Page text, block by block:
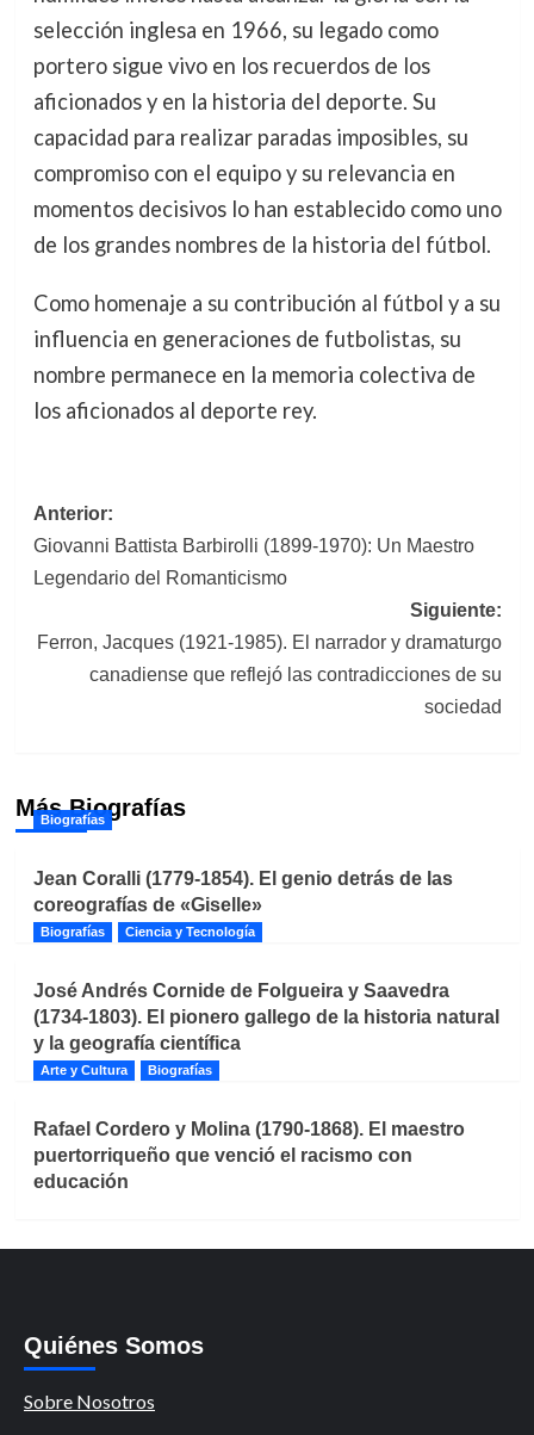
selección inglesa en 1966, su legado como
portero sigue vivo en los recuerdos de los
aficionados y en la historia del deporte. Su
capacidad para realizar paradas imposibles, su
compromiso con el equipo y su relevancia en
momentos decisivos lo han establecido como uno
de los grandes nombres de la historia del fútbol.
Como homenaje a su contribución al fútbol y a su
influencia en generaciones de futbolistas, su
nombre permanece en la memoria colectiva de
los aficionados al deporte rey.
Navegación
de
entradas
Anterior:
Giovanni Battista Barbirolli (1899-1970): Un Maestro
Legendario del Romanticismo
Siguiente:
Ferron, Jacques (1921-1985). El narrador y dramaturgo
canadiense que reflejó las contradicciones de su
sociedad
Más Biografías
Biografías
Jean Coralli (1779-1854). El genio detrás de las
coreografías de «Giselle»
Biografías Ciencia y Tecnología
José Andrés Cornide de Folgueira y Saavedra
(1734-1803). El pionero gallego de la historia natural
y la geografía científica
Arte y Cultura Biografías
Rafael Cordero y Molina (1790-1868). El maestro
puertorriqueño que venció el racismo con
educación
Quiénes Somos
Sobre Nosotros